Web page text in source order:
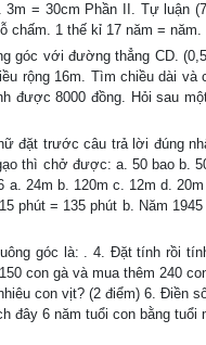
= 30cm Phần II. Tự luận
chấm. 1 thế kỉ 17 năm =
góc với đường thẳng CD.
rộng 16m. Tìm chiều dài
được 8000 đồng. Hỏi sau
đặt trước câu trả lời đúng
thì chở được: a. 50 bao b.
24m b. 120m c. 12m d.
phút = 135 phút b. Năm
góc là: . 4. Đặt tính rồi
con gà và mua thêm 240
con vịt? (2 điểm) 6. Điền
đây 6 năm tuổi con bằng